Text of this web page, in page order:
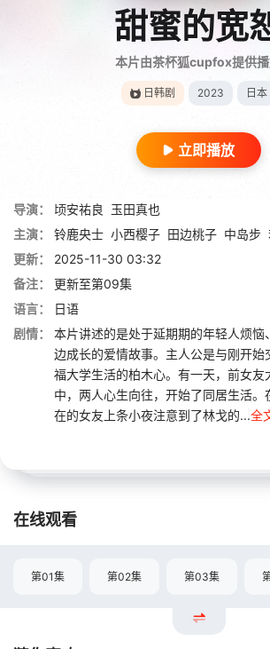
甜蜜的宽
本片由茶杯狐cupfox提供
日韩剧 2023 日本
立即播放
导演： 顷安祐良 玉田真也
主演：
铃鹿央士 小西樱子 田边桃子 中岛步
更新：
2025-11-30 03:32
备注：
更新至第09集
语言：
日语
剧情：
本片讲述的是处于延期期的年轻人烦恼
边成长的爱情故事。主人公是与刚开始
福大学生活的柏木心。有一天，前女友
中，两人心生向往，开始了同居生活。
在的女友上条小夜注意到了林戈的...全
在线观看
第01集 第02集 第03集